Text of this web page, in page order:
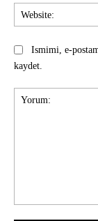
Ismimi, e-
kaydet.